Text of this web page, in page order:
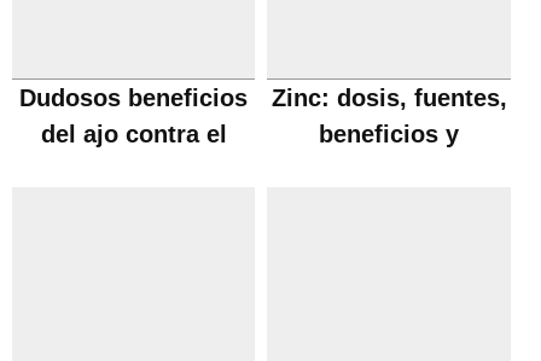
Dudosos beneficios
del ajo contra el
Zinc: dosis, fuentes,
beneficios y